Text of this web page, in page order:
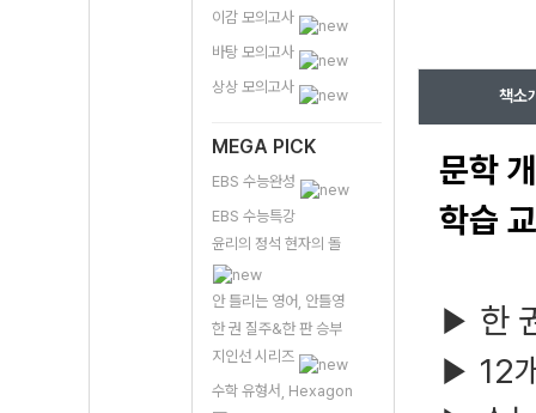
이감 모의고사
바탕 모의고사
상상 모의고사
MEGA PICK
EBS 수능완성
EBS 수능특강
윤리의 정석 현자의 돌
안 틀리는 영어, 안틀영
한 권 질주&한 판 승부
지인선 시리즈
수학 유형서, Hexagon
책소
문학
학습
▶ 한
▶ 12